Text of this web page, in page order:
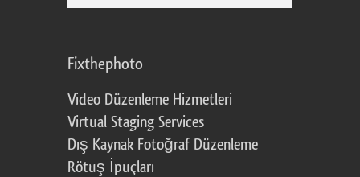
Fixthephoto
Video Düzenleme Hizmetleri
Virtual Staging Services
Dış Kaynak Fotoğraf Düzenleme
Rötuş İpuçları